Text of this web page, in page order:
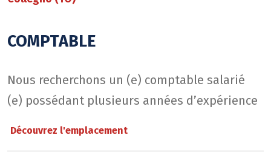
COMPTABLE
Nous recherchons un (e) comptable salarié
(e) possédant plusieurs années d’expérience
Découvrez l'emplacement